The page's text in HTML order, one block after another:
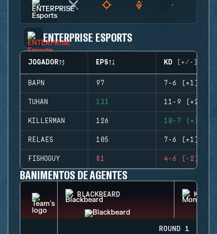
ENTERPRISE ESPORTS
JOGADOR EPS KD (+/-)
BAPN 97 7-6 (+1)
TUHAN 131 11-9 (+2)
KILLERMAN 126 10-7 (+3)
RELAES 105 7-6 (+1)
FISHOGUY 81 4-6 (-2)
BANIMENTOS DE AGENTES
BLACKBEARD
ROUND 1